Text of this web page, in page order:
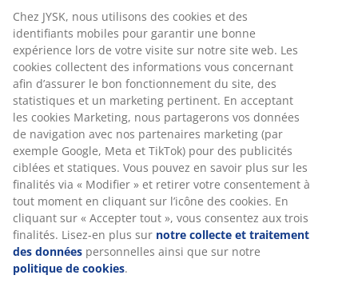
Chêne massif:Stable et durable
FSC® 100%:Le bois et les matériaux dérivés du
bois utilisés dans ce produit proviennent de
forêts gérées de manière responsable et
certifiées FSC®.
Chêne massif
Fabriqués à partir de chêne massif, ces pieds
apportent un soutien stable et un look naturel à votre
lit.
FSC®100%
Le label FSC® 100% indique que tout le bois et les
matériaux dérivés du bois contenus dans ce produit
Chez JYSK, nous utilisons des cookies et des
identifiants mobiles pour garantir une bonne
expérience lors de votre visite sur notre site web. Les
cookies collectent des informations vous concernant
afin d’assurer le bon fonctionnement du site, des
statistiques et un marketing pertinent. En acceptant
les cookies Marketing, nous partagerons vos données
de navigation avec nos partenaires marketing (par
exemple Google, Meta et TikTok) pour des publicités
ciblées et statiques. Vous pouvez en savoir plus sur les
finalités via « Modifier » et retirer votre consentement à
tout moment en cliquant sur l’icône des cookies. En
cliquant sur « Accepter tout », vous consentez aux trois
finalités. Lisez-en plus sur notre collecte et traitement
des données personnelles ainsi que sur notre
politique de cookies.